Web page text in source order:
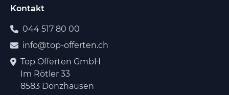
Kontakt
044 517 80 00
info@top-offerten.ch
Top Offerten GmbH
Im Rötler 33
8583 Donzhausen